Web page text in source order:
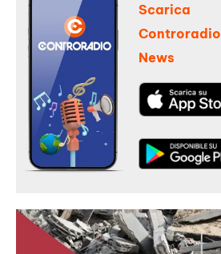
Scarica
Controradio
News